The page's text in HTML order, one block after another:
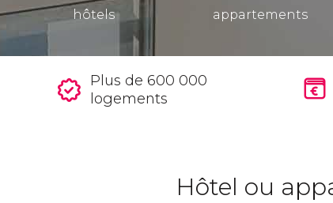
hôtels appartements
Plus de 600 000
logements
Hôtel ou